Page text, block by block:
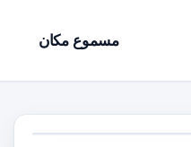
مسموع مكان